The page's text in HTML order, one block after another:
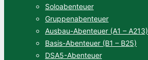
Soloabenteuer
Gruppenabenteuer
Ausbau-Abenteuer (A1 – A213)
Basis-Abenteuer (B1 – B25)
DSA5-Abenteuer